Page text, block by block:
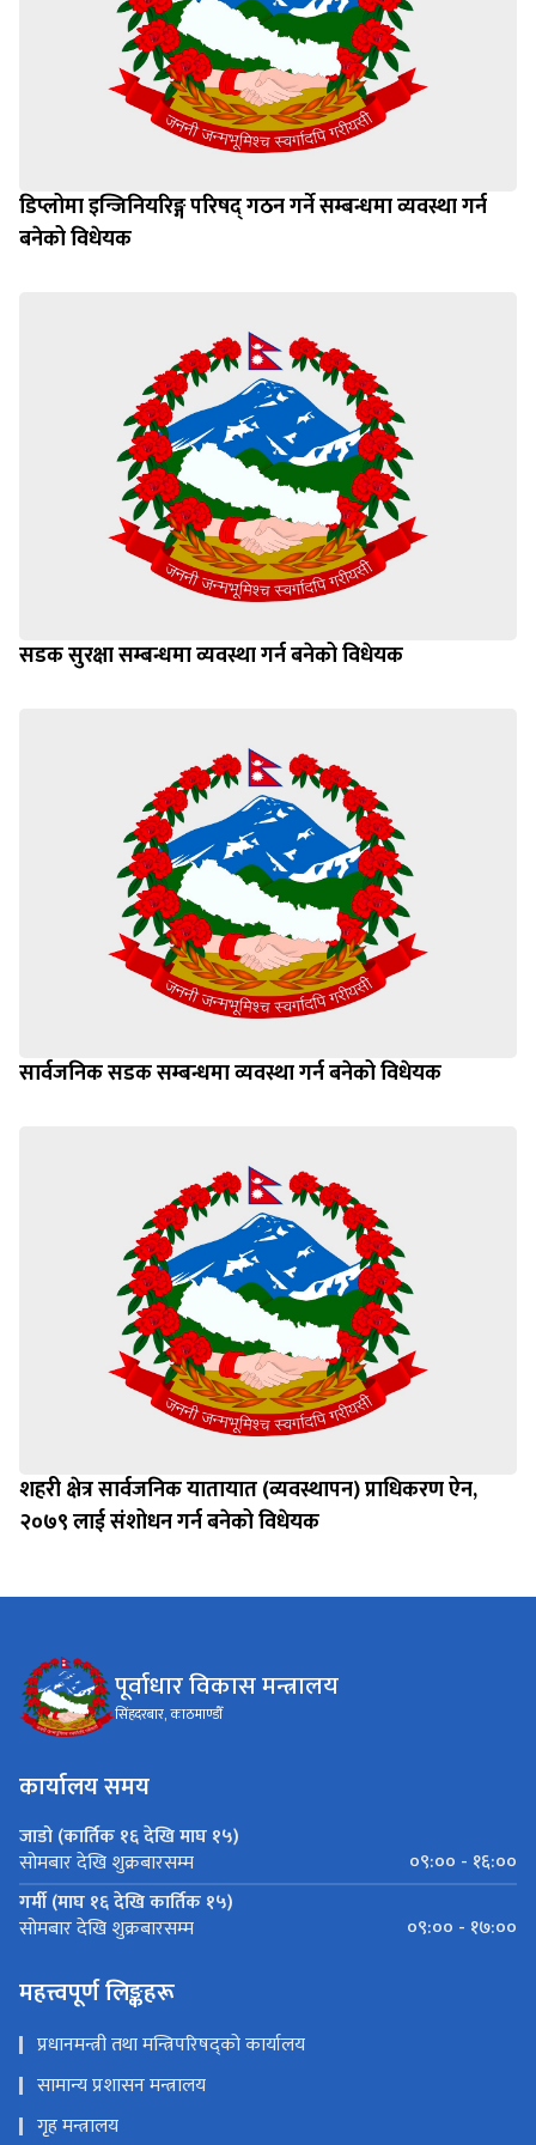
डिप्लोमा इन्जिनियरिङ्ग परिषद् गठन गर्ने सम्बन्धमा व्यवस्था गर्न
बनेको विधेयक
सडक सुरक्षा सम्बन्धमा व्यवस्था गर्न बनेको विधेयक
सार्वजनिक सडक सम्बन्धमा व्यवस्था गर्न बनेको विधेयक
शहरी क्षेत्र सार्वजनिक यातायात (व्यवस्थापन) प्राधिकरण ऐन,
२०७९ लाई संशोधन गर्न बनेको विधेयक
पूर्वाधार विकास मन्त्रालय
सिंहदरबार, काठमाण्डौँ
कार्यालय समय
जाडो (कार्तिक १६ देखि माघ १५)
सोमबार देखि शुक्रबारसम्म
०९:०० - १६:००
गर्मी (माघ १६ देखि कार्तिक १५)
सोमबार देखि शुक्रबारसम्म ०९:०० - १७:००
महत्त्वपूर्ण लिङ्कहरू
प्रधानमन्त्री तथा मन्त्रिपरिषद्को कार्यालय
सामान्य प्रशासन मन्त्रालय
गृह मन्त्रालय